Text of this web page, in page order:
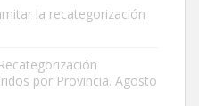
la recategorización
por Provincia. Agosto